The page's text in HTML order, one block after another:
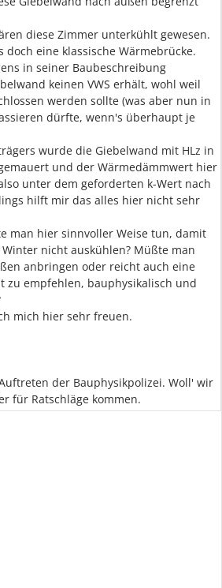
diese Zimmer unterkühlt gewesen.
doch eine klassische Wärmebrücke.
in seiner Baubeschreibung
keinen VWS erhält, wohl weil
werden sollte (was aber nun in
dürfte, wenn's überhaupt je
wurde die Giebelwand mit HLz in
und der Wärmedämmwert hier
unter dem geforderten k-Wert nach
hilft mir das alles hier nicht sehr
man hier sinnvoller Weise tun, damit
nicht auskühlen? Müßte man
anbringen oder reicht auch eine
zu empfehlen, bauphysikalisch und
mich hier sehr freuen.
der Bauphysikpolizei. Woll' wir
für Ratschläge kommen.